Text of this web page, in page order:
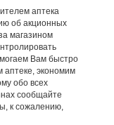
аптека
об акционных
магазином
Вам быстро
аптеке, экономим
обо всех
сообщайте
к сожалению,